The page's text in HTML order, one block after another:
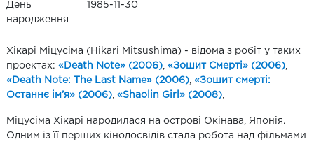
День
народження
1985-11-30
Хікарі Міцусіма (Hikari Mitsushima) - відома з робіт у таких
проектах: «Death Note» (2006) «Зошит Смерті» (2006)
«Death Note: The Last Name» (2006) «Зошит смерті:
Останнє ім’я» (2006) «Shaolin Girl» (2008)
Міцусіма Хікарі народилася на острові Окінава, Японія.
Одним із її перших кінодосвідів стала робота над фільмами